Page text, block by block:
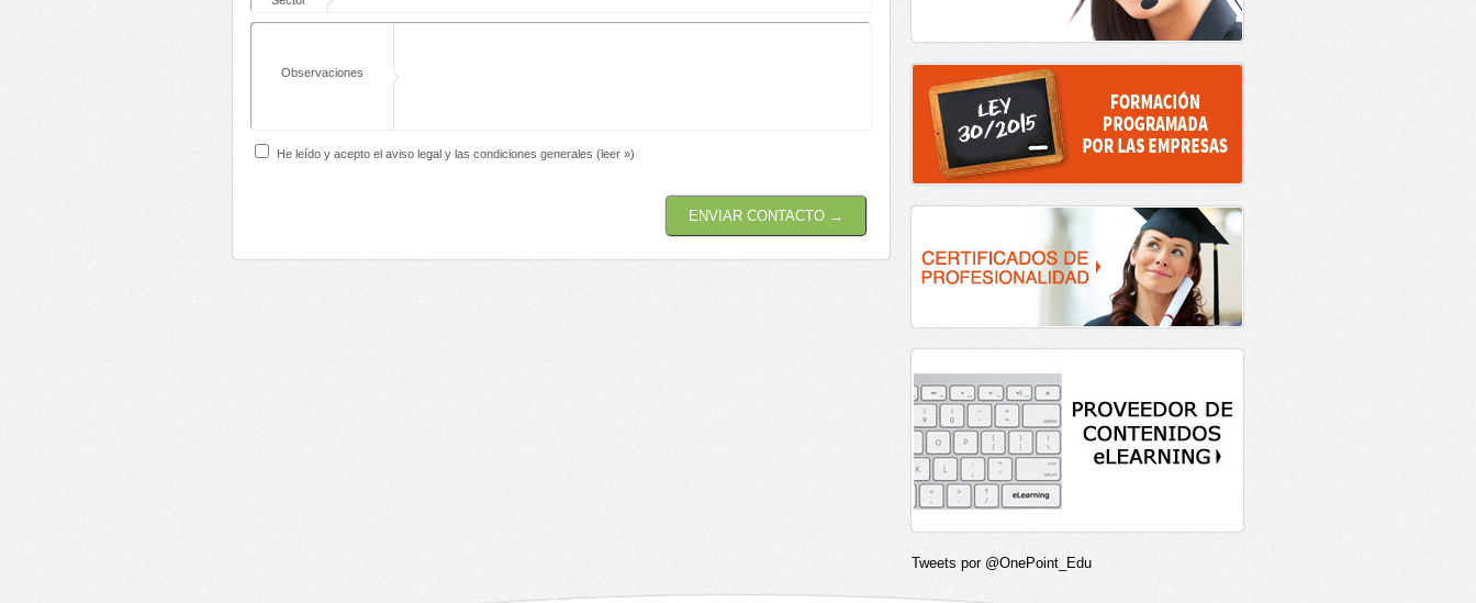
Observaciones
He leído y acepto el aviso legal y las condiciones generales (leer »)
ENVIAR CONTACTO →
Tweets por @OnePoint_Edu